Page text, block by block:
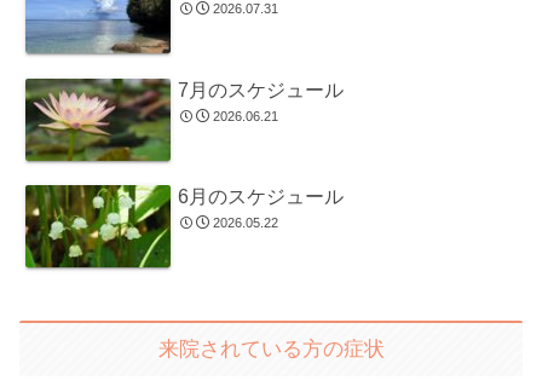
2026.07.31
7月のスケジュール
2026.06.21
6月のスケジュール
2026.05.22
来院されている方の症状